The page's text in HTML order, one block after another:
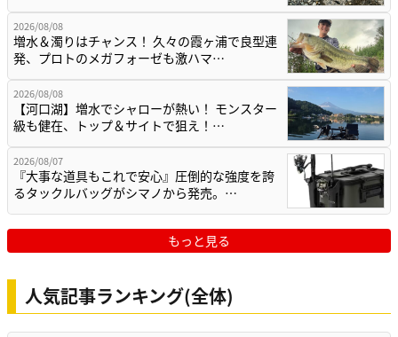
2026/08/08
増水＆濁りはチャンス！ 久々の霞ヶ浦で良型連
発、プロトのメガフォーゼも激ハマ…
2026/08/08
【河口湖】増水でシャローが熱い！ モンスター
級も健在、トップ＆サイトで狙え！…
2026/08/07
『大事な道具もこれで安心』圧倒的な強度を誇
るタックルバッグがシマノから発売。…
もっと見る
人気記事ランキング(全体)